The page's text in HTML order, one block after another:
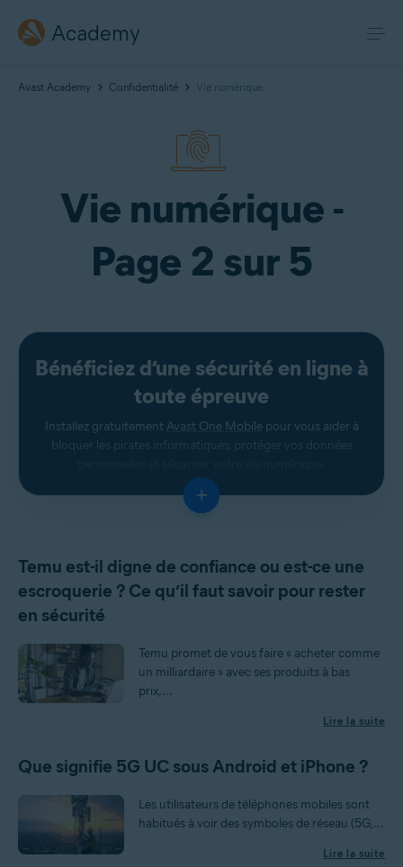
Academy
Avast Academy Confidentialité Vie numérique
Vie numérique -
Page 2 sur 5
Bénéficiez d’une sécurité en ligne à
toute épreuve
Installez gratuitement Avast One Mobilepour vous aider à
bloquer les pirates informatiques, protéger vos données
+
Temu est-il digne de confiance ou est-ce une
escroquerie ? Ce qu’il faut savoir pour rester
en sécurité
Temu promet de vous faire « acheter comme
un milliardaire » avec ses produits à bas
prix,...
Lire la suite
Que signifie 5G UC sous Android et iPhone ?
Les utilisateurs de téléphones mobiles sont
habitués à voir des symboles de réseau (5G,...
Lire la suite